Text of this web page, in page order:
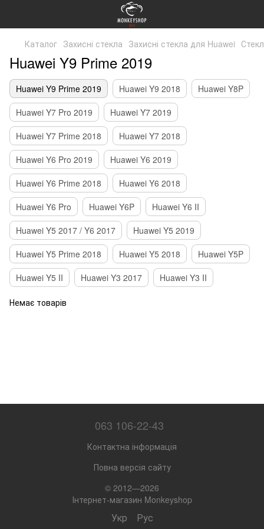
Каталог Захисні стекла Захисні стекла для Huawei
Huawei Y9 Prime 2019
Huawei Y9 Prime 2019 Huawei Y9 2018
Huawei Y8P
Huawei Y7 Pro 2019
Huawei Y7 2019
Huawei Y7 Prime 2018
Huawei Y7 2018
Huawei Y6 Pro 2019
Huawei Y6 2019
Huawei Y6 Prime 2018
Huawei Y6 2018
Huawei Y6 Pro
Huawei Y6P
Huawei Y6 II
Huawei Y5 2017 / Y6 2017
Huawei Y5 2019
Huawei Y5 Prime 2018
Huawei Y5 2018
Huawei Y5P
Huawei Y5 II
Huawei Y3 2017 Huawei Y3 II
Немає товарів
063 106-22-43
Контактна інформація
Повна версія сайту
© 2012—2026
Інтернет-магазин Monkeyshop
Укр Рус